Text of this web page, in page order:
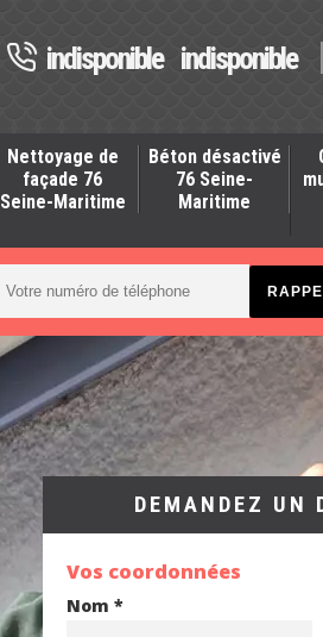
indisponible indisponible
Nettoyage de
façade 76
Seine-Maritime
Béton désactivé
76 Seine-
Maritime
DEMANDEZ UN
Vos coordonnées
Nom *